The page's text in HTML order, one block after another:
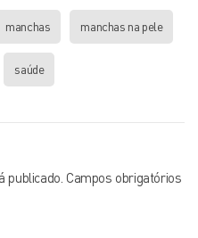
manchas manchas na pele
saúde
publicado. Campos obrigatórios